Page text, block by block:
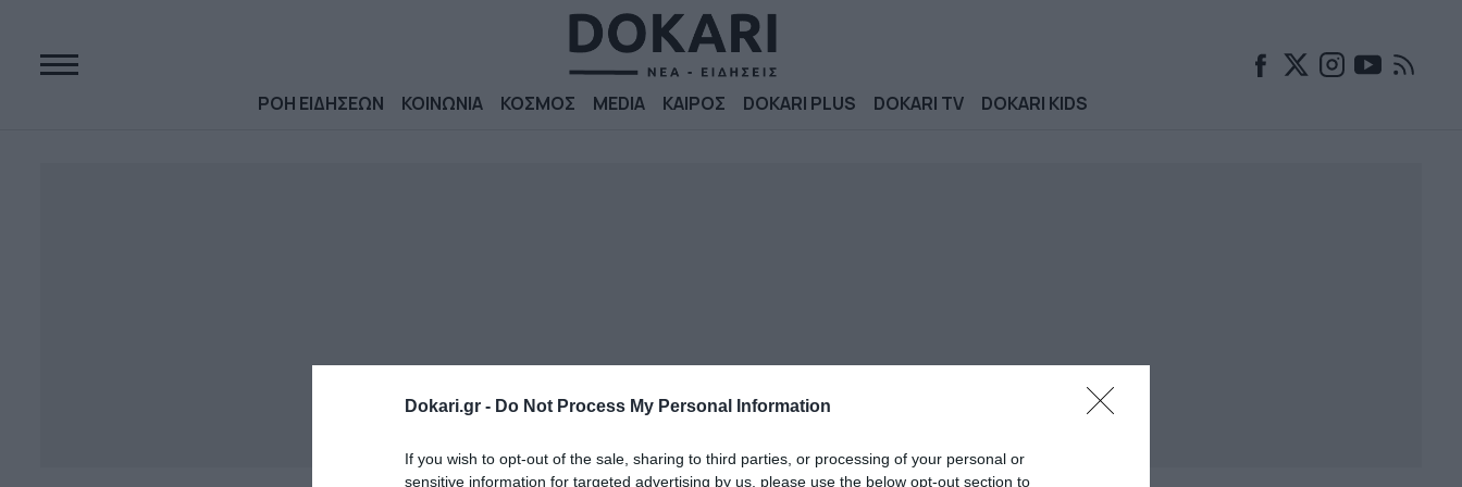
Dokari.gr - Do Not Process My Personal Information
If you wish to opt-out of the sale, sharing to third parties, or processing of your personal or
sensitive information for targeted advertising by us, please use the below opt-out section to
ΡΟΗ ΕΙΔΗΣΕΩΝ ΚΟΙΝΩΝΙΑ ΚΟΣΜΟΣ MEDIA ΚΑΙΡΟΣ DOKARI PLUS DOKARI TV DOKARI KIDS